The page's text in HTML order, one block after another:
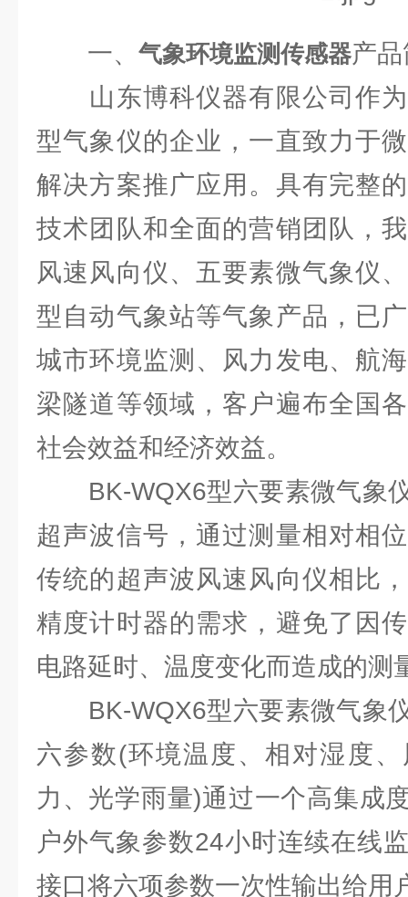
一、 气象环境监测传感器产
山东博科仪器有限公司作为
型气象仪的企业，一直致力于
解决方案推广应用。具有完整
技术团队和全面的营销团队，
风速风向仪、五要素微气象仪
型自动气象站等气象产品，已
城市环境监测、风力发电、航
梁隧道等领域，客户遍布全国
社会效益和经济效益。
BK-WQX6型六要素微气象
超声波信号，通过测量相对相
传统的超声波风速风向仪相比
精度计时器的需求，避免了因
电路延时、温度变化而造成的测
BK-WQX6型六要素微气象
六参数(环境温度、相对湿度
力、光学雨量)通过一个高集成
户外气象参数24小时连续在线
接口将六项参数一次性输出给用